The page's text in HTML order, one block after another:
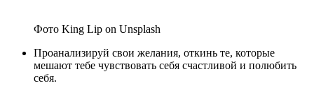
Фото King Lip on Unsplash
Проанализируй свои желания, откинь те, которые
мешают тебе чувствовать себя счастливой и полюбить
себя.